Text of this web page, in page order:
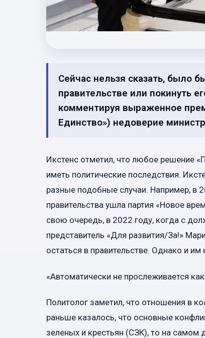
Сейчас нельзя сказать, было
правительстве или покинуть
комментируя выраженное
Единство») недоверие
Икстенс отметил, что любое решение
иметь политические последствия.
разные подобные случаи. Например, в
правительства ушла партия «Новое
свою очередь, в 2022 году, когда с
представитель «Для развития/За!»
остаться в правительстве. Однако и
«Автоматически не прослеживается
Политолог заметил, что отношения в
раньше казалось, что основные
зеленых и крестьян (СЗК), то на самом